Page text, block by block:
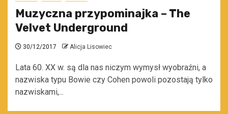
Muzyczna przypominajka – The
Velvet Underground
30/12/2017 Alicja Lisowiec
Lata 60. XX w. są dla nas niczym wymysł wyobraźni, a
nazwiska typu Bowie czy Cohen powoli pozostają tylko
nazwiskami,...